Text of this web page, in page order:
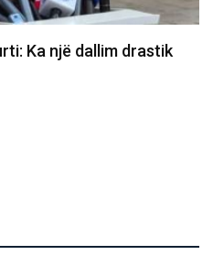
Jemi shumë larg